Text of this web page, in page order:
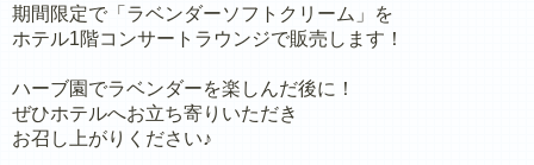
期間限定で「ラベンダーソフトクリーム」を
ホテル1階コンサートラウンジで販売します！
ハーブ園でラベンダーを楽しんだ後に！
ぜひホテルへお立ち寄りいただき
お召し上がりください♪